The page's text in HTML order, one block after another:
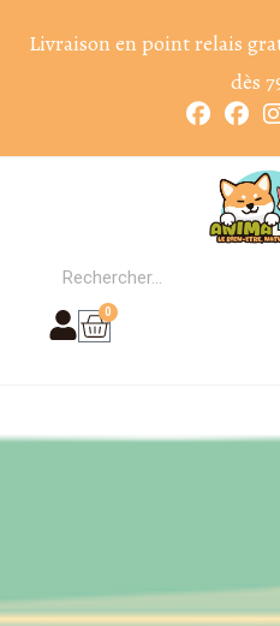
Livraison en point relais
dès
0